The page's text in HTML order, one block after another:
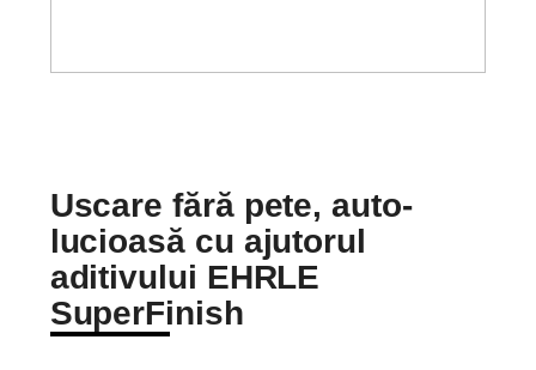
Uscare fără pete, auto-
lucioasă cu ajutorul
aditivului EHRLE
SuperFinish